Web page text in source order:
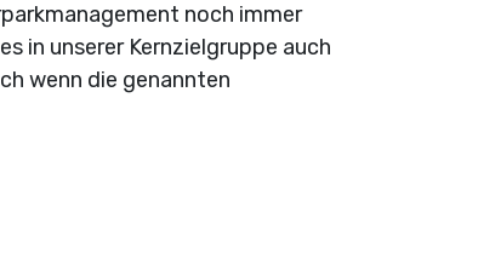
noch immer
in unserer Kernzielgruppe auch
wenn die genannten